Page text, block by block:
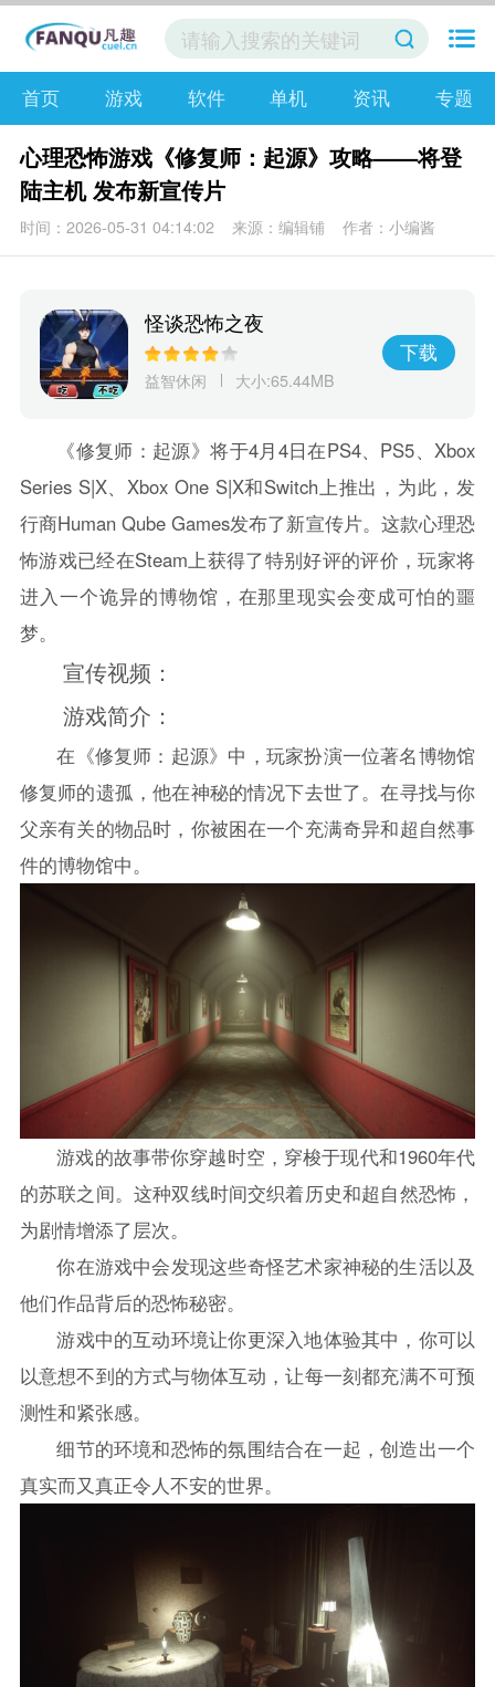
首页 游戏 软件 单机 资讯 专题
心理恐怖游戏《修复师：起源》攻略——将登
陆主机 发布新宣传片
时间：2026-05-31 04:14:02 来源：编辑铺 作者：小编酱
怪谈恐怖之夜
益智休闲 大小:65.44MB
下载
《修复师：起源》将于4月4日在PS4、PS5、Xbox
Series S|X、Xbox One S|X和Switch上推出，为此，发
行商Human Qube Games发布了新宣传片。这款心理恐
怖游戏已经在Steam上获得了特别好评的评价，玩家将
进入一个诡异的博物馆，在那里现实会变成可怕的噩
梦。
宣传视频：
游戏简介：
在《修复师：起源》中，玩家扮演一位著名博物馆
修复师的遗孤，他在神秘的情况下去世了。在寻找与你
父亲有关的物品时，你被困在一个充满奇异和超自然事
件的博物馆中。
游戏的故事带你穿越时空，穿梭于现代和1960年代
的苏联之间。这种双线时间交织着历史和超自然恐怖，
为剧情增添了层次。
你在游戏中会发现这些奇怪艺术家神秘的生活以及
他们作品背后的恐怖秘密。
游戏中的互动环境让你更深入地体验其中，你可以
以意想不到的方式与物体互动，让每一刻都充满不可预
测性和紧张感。
细节的环境和恐怖的氛围结合在一起，创造出一个
真实而又真正令人不安的世界。